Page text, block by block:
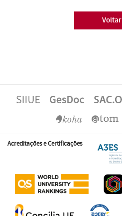
Voltar
Acreditações e Certificações